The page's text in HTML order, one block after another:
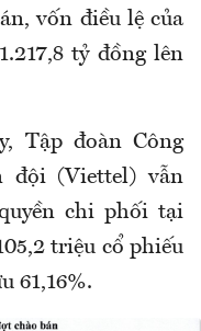
vốn điều lệ của
tỷ đồng lên
Tập đoàn Công
đội (Viettel) vẫn
chi phối tại
triệu cổ phiếu
61,16%.